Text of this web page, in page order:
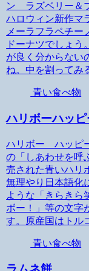
ン ラズベリー＆
ハロウィン新作マ
メーラフラペチー
ドーナツでしょう
が良く分からない
ね。中を割ってみ
青い食べ物
ハリボーハッ
ハリボー ハッピ
の「しあわせを呼
売された青いハリ
無理やり日本語化
ような「きらきら
ボー！」等の文字
す。原産国はトル
青い食べ物